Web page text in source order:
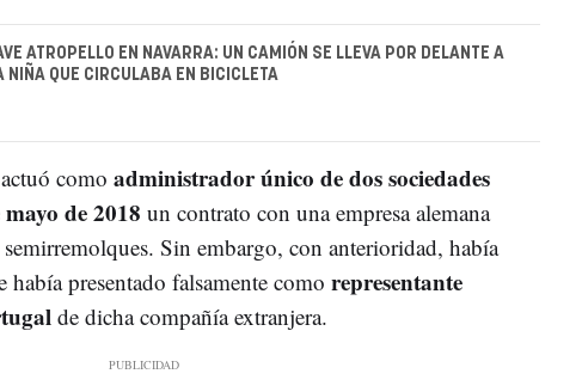
ATROPELLO EN NAVARRA: UN CAMIÓN SE LLEVA POR DELANTE A
NIÑA QUE CIRCULABA EN BICICLETA
como administrador único de dos sociedades
de 2018 un contrato con una empresa alemana
Sin embargo, con anterioridad, había
presentado falsamente como representante
de dicha compañía extranjera.